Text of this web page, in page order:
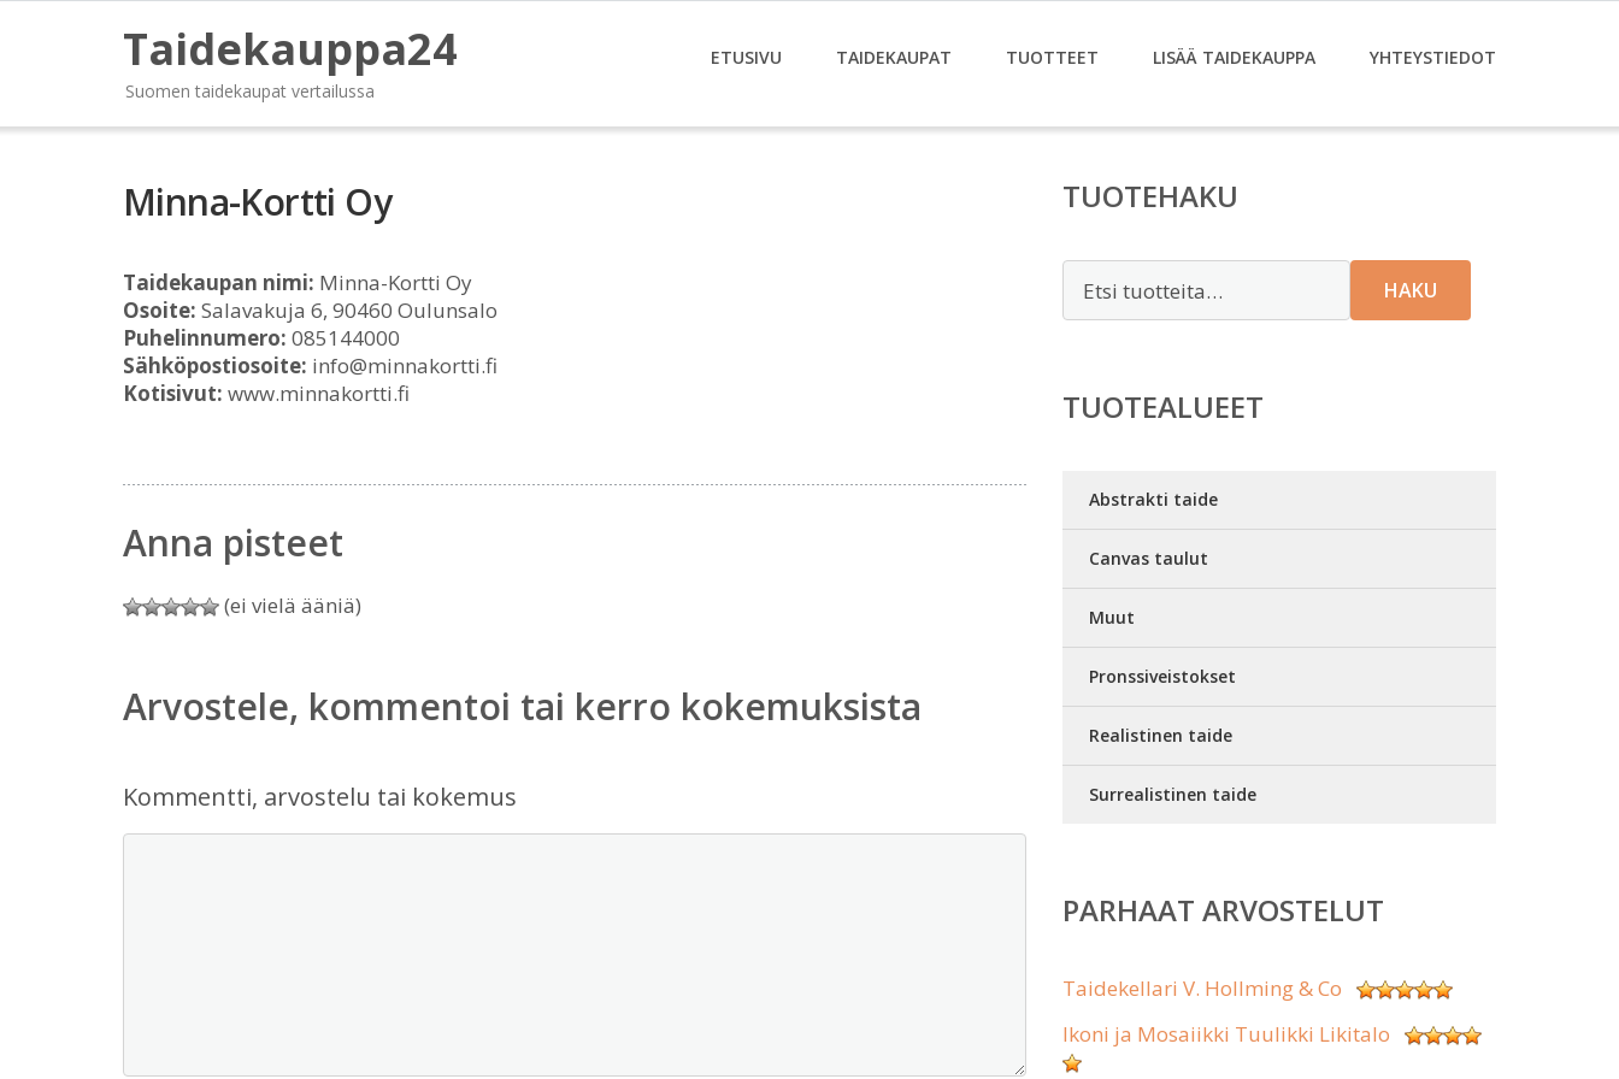
Taidekauppa24
Suomen taidekaupat vertailussa
ETUSIVU TAIDEKAUPAT TUOTTEET LISÄÄ TAIDEKAUPPA YHTEYSTIEDOT
Minna-Kortti Oy
Taidekaupan nimi: Minna-Kortti Oy
Osoite: Salavakuja 6, 90460 Oulunsalo
Puhelinnumero: 085144000
Sähköpostiosoite: info@minnakortti.fi
Kotisivut: www.minnakortti.fi
Anna pisteet
(ei vielä ääniä)
Arvostele, kommentoi tai kerro kokemuksista
Kommentti, arvostelu tai kokemus
TUOTEHAKU
HAKU
TUOTEALUEET
Abstrakti taide
Canvas taulut
Muut
Pronssiveistokset
Realistinen taide
Surrealistinen taide
PARHAAT ARVOSTELUT
Taidekellari V. Hollming & Co
Ikoni ja Mosaiikki Tuulikki Likitalo